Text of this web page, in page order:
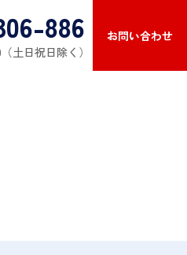
886
土日祝日除く）
お問い合わせ